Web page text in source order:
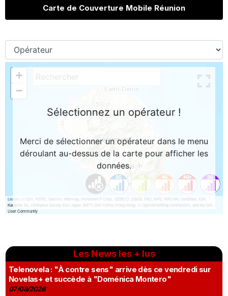
Carte de Couverture Mobile Réunion
Les News les + lus
Telenovela : "À contre sens" arrive dès ce vendredi sur
Novelas+ et succède à "Doménica Montero"
07/08/2026